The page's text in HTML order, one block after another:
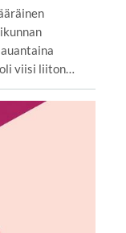
viisi liiton…